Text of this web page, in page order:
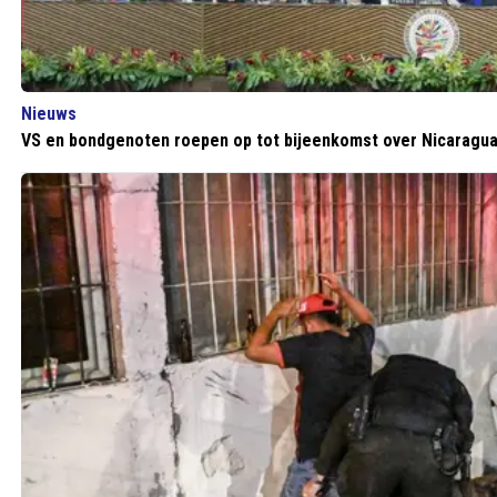
Nieuws
VS en bondgenoten roepen op tot bijeenkomst over Nicaragua